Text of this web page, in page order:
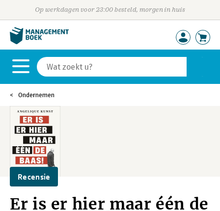
Op werkdagen voor 23:00 besteld, morgen in huis
Ondernemen
Recensie
Er is er hier maar één de